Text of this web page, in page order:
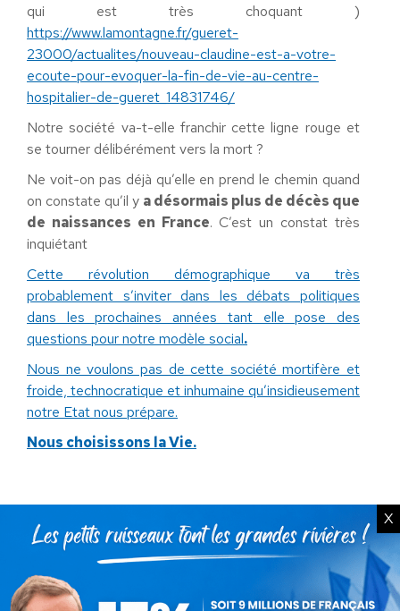
qui est très choquant )
https://www.lamontagne.fr/gueret-
23000/actualites/nouveau-claudine-est-a-votre-
ecoute-pour-evoquer-la-fin-de-vie-au-centre-
hospitalier-de-gueret_14831746/
Notre société va-t-elle franchir cette ligne rouge et
se tourner délibérément vers la mort ?
Ne voit-on pas déjà qu’elle en prend le chemin quand
on constate qu’il y a désormais plus de décès que
de naissances en France. C’est un constat très
inquiétant
Cette révolution démographique va très
probablement s’inviter dans les débats politiques
dans les prochaines années tant elle pose des
questions pour notre modèle social.
Nous ne voulons pas de cette société mortifère et
froide, technocratique et inhumaine qu’insidieusement
notre Etat nous prépare.
Nous choisissons la Vie.
X